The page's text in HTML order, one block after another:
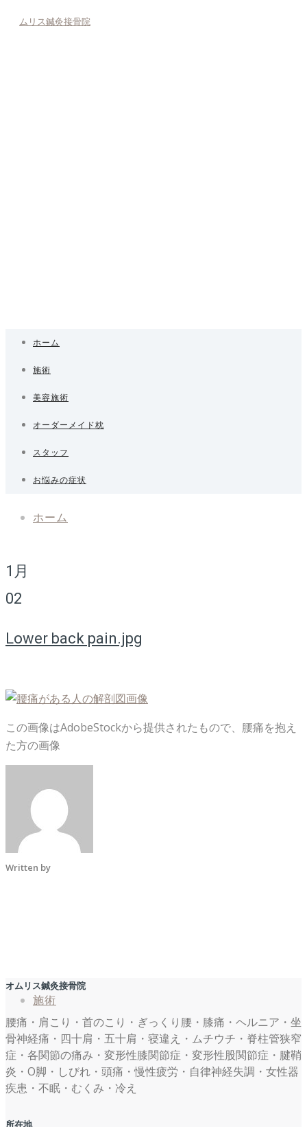
ホーム
施術
ホーム
施術
美容施術
オーダーメイド枕
スタッフ
お悩みの症状
1月
02
Lower back pain.jpg
この画像はAdobeStockから提供されたもので、腰痛を抱え
た方の画像
Written by
オムリス鍼灸接骨院
腰痛・肩こり・首のこり・ぎっくり腰・膝痛・ヘルニア・坐
骨神経痛・四十肩・五十肩・寝違え・ムチウチ・脊柱管狭窄
症・各関節の痛み・変形性膝関節症・変形性股関節症・腱鞘
炎・O脚・しびれ・頭痛・慢性疲労・自律神経失調・女性器
疾患・不眠・むくみ・冷え
所在地